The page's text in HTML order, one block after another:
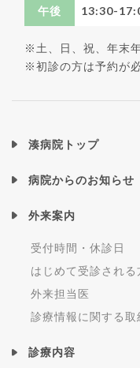
午後 13:30-
※土、日、祝、年末
※初診の方は予約が
湊病院トップ
病院からのお知らせ
外来案内
受付時間・休診日
はじめて受診される
外来担当医
診療情報に関する取
診療内容